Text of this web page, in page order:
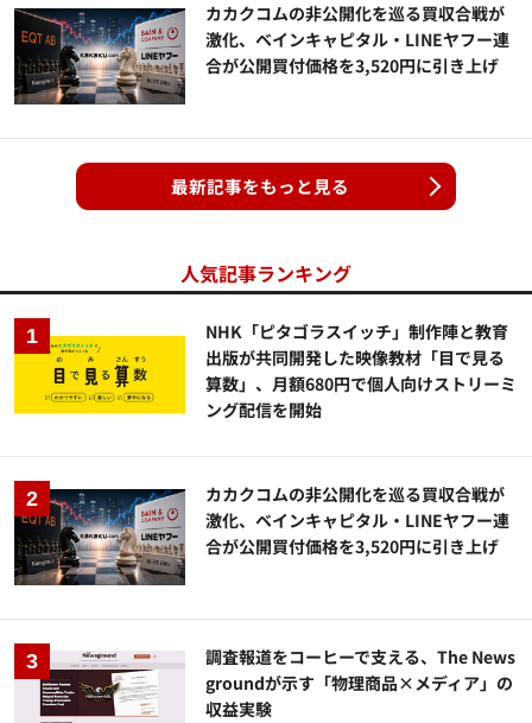
カカクコムの非公開化を巡る買収合戦が
激化、ベインキャピタル・LINEヤフー連
合が公開買付価格を3,520円に引き上げ
最新記事をもっと見る
人気記事ランキング
NHK「ピタゴラスイッチ」制作陣と教育
出版が共同開発した映像教材「目で見る
算数」、月額680円で個人向けストリーミ
ング配信を開始
カカクコムの非公開化を巡る買収合戦が
激化、ベインキャピタル・LINEヤフー連
合が公開買付価格を3,520円に引き上げ
調査報道をコーヒーで支える、The News
groundが示す「物理商品×メディア」の
収益実験